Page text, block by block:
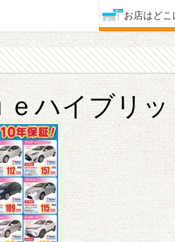
お店はど
ｅハイブリ